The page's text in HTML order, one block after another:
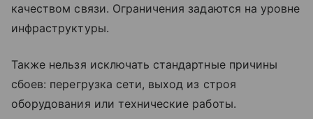
качеством связи. Ограничения задаются на уровне
инфраструктуры.
Также нельзя исключать стандартные причины
сбоев: перегрузка сети, выход из строя
оборудования или технические работы.